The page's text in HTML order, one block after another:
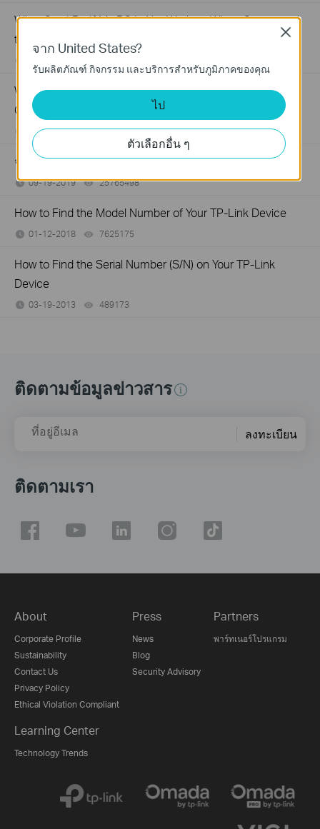
What Can I Do If My PC Is Not Working When Connected
to a TP-Link Unmanaged Switch?
What Can I Do If My PC Has Slow Network Speed When
Connected to an Unmanaged Switch?
07-16-2026 359119views
จะค้นหาเวอร์ชั่นฮาร์ดแวร์บนอุปกรณ์ TP-Link ได้อย่างไร
09-19-2019 25765498views
How to Find the Model Number of Your TP-Link Device
01-12-2018 7625175
How to Find the Serial Number (S/N) on Your TP-Link
Device
03-19-2013 489173
ติดตามข้อมูลข่าวสาร
ที่อยู่อีเมล ลงทะเบียน
ติดตามเรา
About
Corporate Profile
Sustainability
Contact Us
Privacy Policy
Ethical Violation Compliant
Press
News
Blog
Security Advisory
Partners
พาร์ทเนอร์โปรแกรม
Learning Center
Technology Trends
จาก United States?
รับผลิตภัณฑ์ กิจกรรม และบริการสำหรับภูมิภาคของคุณ
ไป
ตัวเลือกอื่น ๆ
Close